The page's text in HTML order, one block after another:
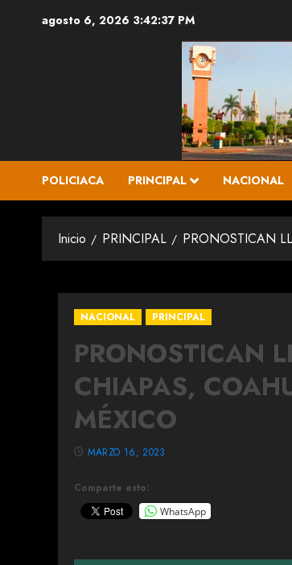
agosto 6, 2026 3:42:38 PM
POLICIACA PRINCIPAL NACIONAL
Inicio PRINCIPAL PRONOSTICAN
NACIONAL PRINCIPAL
PRONOSTICAN
CHIAPAS,
MÉXICO
Comparte esto:
WhatsApp
MARZO 16, 2023